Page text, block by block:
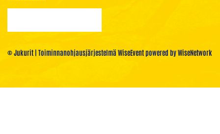
© Jukurit | Toiminnanohjausjärjestelmä WiseEventpowered byWiseNetwork